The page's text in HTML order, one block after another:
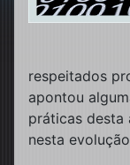
respeitados
apontou
práticas desta
nesta